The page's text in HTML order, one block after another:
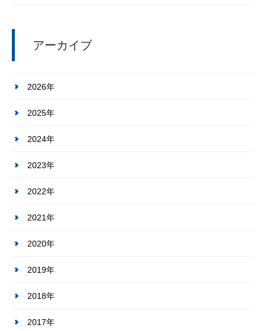
アーカイブ
2026年
2025年
2024年
2023年
2022年
2021年
2020年
2019年
2018年
2017年